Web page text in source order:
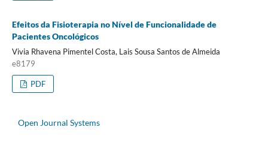
Efeitos da Fisioterapia no Nível de Funcionalidade de
Pacientes Oncológicos
Vivia Rhavena Pimentel Costa, Lais Sousa Santos de Almeida
e8179
PDF
Open Journal Systems